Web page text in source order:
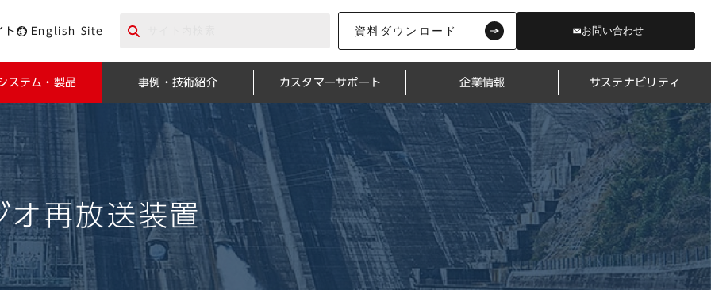
ト English Site 資料ダウンロード お問い合わせ
ステム・製品 事例・技術紹介 カスタマーサポート 企業情報 サステナビリティ
オ再放送装置